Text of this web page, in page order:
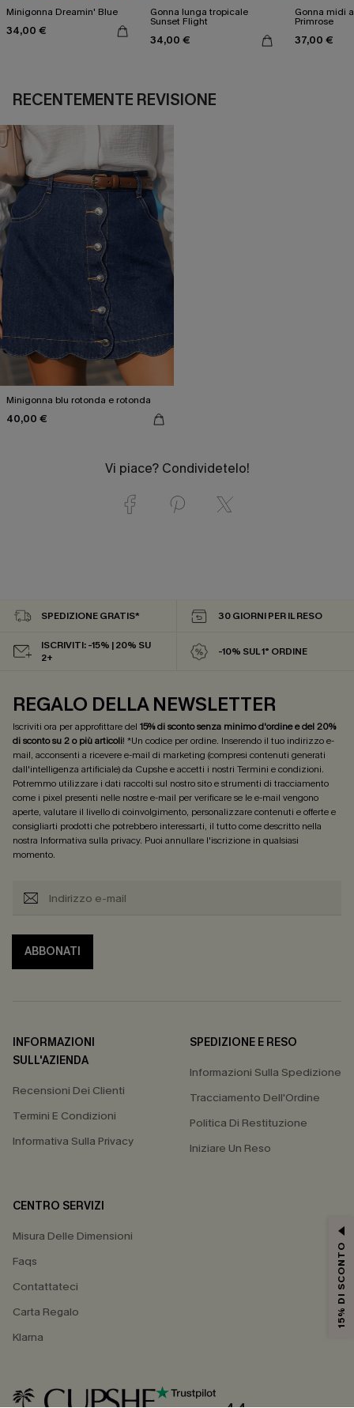
Minigonna Dreamin' Blue
34,00 €
Gonna lunga tropicale
Sunset Flight
34,00 €
Gonna midi
Primrose
37,00 €
RECENTEMENTE REVISIONE
Minigonna blu rotonda e rotonda
40,00 €
Vi piace? Condividetelo!
SPEDIZIONE GRATIS* 30 GIORNI PER IL RESO
ISCRIVITI: -15% | 20% SU
2+
-10% SUL 1° ORDINE
REGALO DELLA NEWSLETTER
Iscriviti ora per approfittare del 15% di sconto senza minimo d'ordine e del 20%
di sconto su 2 o più articoli! *Un codice per ordine. Inserendo il tuo indirizzo e-
mail, acconsenti a ricevere e-mail di marketing (compresi contenuti generati
dall'intelligenza artificiale) da Cupshe e accetti i nostri Termini e condizioni.
Potremmo utilizzare i dati raccolti sul nostro sito e strumenti di tracciamento
come i pixel presenti nelle nostre e-mail per verificare se le e-mail vengono
aperte, valutare il livello di coinvolgimento, personalizzare contenuti e offerte e
consigliarti prodotti che potrebbero interessarti, il tutto come descritto nella
nostra Informativa sulla privacy. Puoi annullare l'iscrizione in qualsiasi
momento.
ABBONATI
INFORMAZIONI
SULL'AZIENDA
Recensioni Dei Clienti
Termini E Condizioni
Informativa Sulla Privacy
SPEDIZIONE E RESO
Informazioni Sulla Spedizione
Tracciamento Dell'Ordine
Politica Di Restituzione
Iniziare Un Reso
CENTRO SERVIZI
Misura Delle Dimensioni
Faqs
Contattateci
Carta Regalo
Klarna
15% DI SCONTO